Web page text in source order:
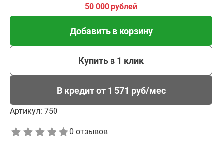
50 000 рублей
Добавить в корзину
Купить в 1 клик
В кредит от 1 571 руб/мес
Артикул: 750
0 отзывов